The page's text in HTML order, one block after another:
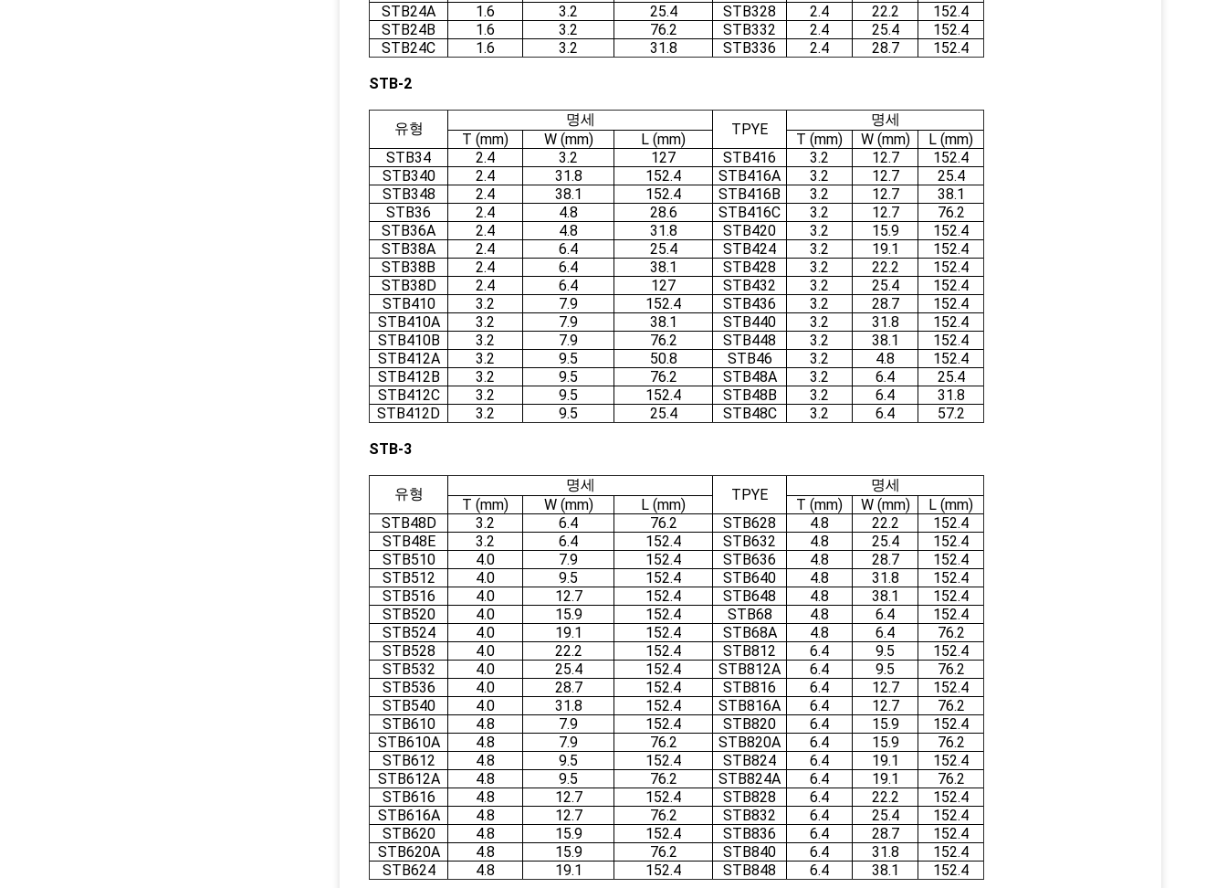
STB24A
1.6 3.2 25.4 STB328 2.4 22.2
152.4
STB24B
1.6 3.2 76.2 STB332 2.4 25.4
152.4
STB24C
1.6 3.2 31.8 STB336 2.4 28.7 152.4
STB-2
유형
명세
TPYE
명세
T (mm)
W (mm) L (mm) T (mm) W (mm)
L (mm)
STB34
2.4 3.2 127 STB416 3.2 12.7
152.4
STB340
2.4 31.8 152.4 STB416A 3.2 12.7
25.4
STB348
2.4 38.1 152.4 STB416B 3.2 12.7
38.1
STB36
2.4 4.8 28.6 STB416C 3.2 12.7
76.2
STB36A
2.4 4.8 31.8 STB420 3.2 15.9
152.4
STB38A
2.4 6.4 25.4 STB424 3.2 19.1
152.4
STB38B
2.4 6.4 38.1 STB428 3.2 22.2
152.4
STB38D
2.4 6.4 127 STB432 3.2 25.4
152.4
STB410
3.2 7.9 152.4 STB436 3.2 28.7
152.4
STB410A
3.2 7.9 38.1 STB440 3.2 31.8
152.4
STB410B
3.2 7.9 76.2 STB448 3.2 38.1
152.4
STB412A
3.2 9.5 50.8 STB46 3.2 4.8
152.4
STB412B
3.2 9.5 76.2 STB48A 3.2 6.4
25.4
STB412C
3.2 9.5 152.4 STB48B 3.2 6.4
31.8
STB412D
3.2 9.5 25.4 STB48C 3.2 6.4 57.2
STB-3
유형
명세
TPYE
명세
T (mm)
W (mm) L (mm) T (mm) W (mm)
L (mm)
STB48D
3.2 6.4 76.2 STB628 4.8 22.2
152.4
STB48E
3.2 6.4 152.4 STB632 4.8 25.4
152.4
STB510
4.0 7.9 152.4 STB636 4.8 28.7
152.4
STB512
4.0 9.5 152.4 STB640 4.8 31.8
152.4
STB516
4.0 12.7 152.4 STB648 4.8 38.1
152.4
STB520
4.0 15.9 152.4 STB68 4.8 6.4
152.4
STB524
4.0 19.1 152.4 STB68A 4.8 6.4
76.2
STB528
4.0 22.2 152.4 STB812 6.4 9.5
152.4
STB532
4.0 25.4 152.4 STB812A 6.4 9.5
76.2
STB536
4.0 28.7 152.4 STB816 6.4 12.7
152.4
STB540
4.0 31.8 152.4 STB816A 6.4 12.7
76.2
STB610
4.8 7.9 152.4 STB820 6.4 15.9
152.4
STB610A
4.8 7.9 76.2 STB820A 6.4 15.9
76.2
STB612
4.8 9.5 152.4 STB824 6.4 19.1
152.4
STB612A
4.8 9.5 76.2 STB824A 6.4 19.1
76.2
STB616
4.8 12.7 152.4 STB828 6.4 22.2
152.4
STB616A
4.8 12.7 76.2 STB832 6.4 25.4
152.4
STB620
4.8 15.9 152.4 STB836 6.4 28.7
152.4
STB620A
4.8 15.9 76.2 STB840 6.4 31.8
152.4
STB624
4.8 19.1 152.4 STB848 6.4 38.1 152.4